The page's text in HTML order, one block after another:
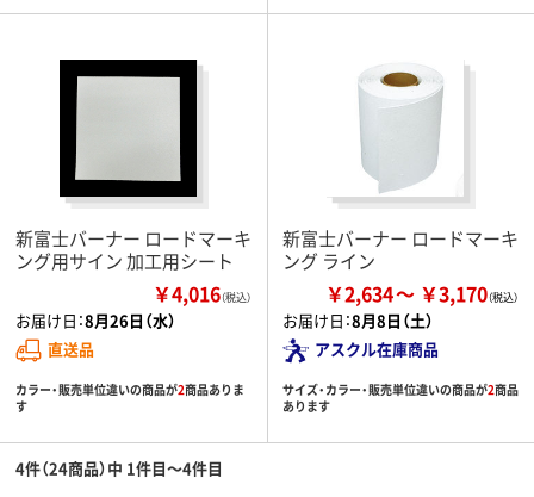
新富士バーナー ロードマーキ
ング用サイン 加工用シート
￥4,016（税込）
お届け日：8月26日（水）
直送品
カラー・販売単位違いの商品が2商品ありま
す
新富士バーナー ロードマーキ
ング ライン
￥2,634 ￥3,170
お届け日：8月8日（土）
アスクル在庫商品
サイズ・カラー・販売単位違いの商品が2商品
あります
4件（24商品）中 1件目～4件目